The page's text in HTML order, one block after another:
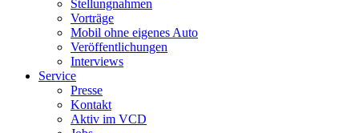
Stellungnahmen
Vorträge
Mobil ohne eigenes Auto
Veröffentlichungen
Interviews
Service
Presse
Kontakt
Aktiv im VCD